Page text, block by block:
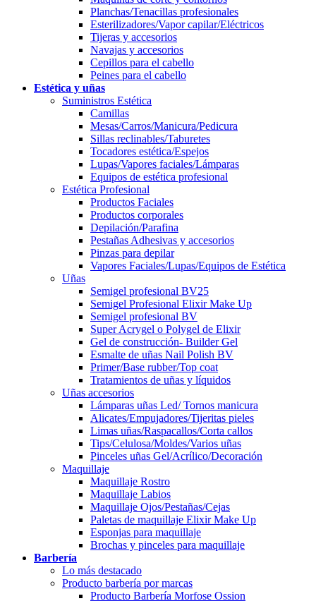
Planchas/Tenacillas profesionales
Esterilizadores/Vapor capilar/Eléctricos
Tijeras y accesorios
Navajas y accesorios
Cepillos para el cabello
Peines para el cabello
Estética y uñas
Suministros Estética
Camillas
Mesas/Carros/Manicura/Pedicura
Sillas reclinables/Taburetes
Tocadores estética/Espejos
Lupas/Vapores faciales/Lámparas
Equipos de estética profesional
Estética Profesional
Productos Faciales
Productos corporales
Depilación/Parafina
Pestañas Adhesivas y accesorios
Pinzas para depilar
Vapores Faciales/Lupas/Equipos de Estética
Uñas
Semigel profesional BV25
Semigel Profesional Elixir Make Up
Semigel profesional BV
Super Acrygel o Polygel de Elixir
Gel de construcción- Builder Gel
Esmalte de uñas Nail Polish BV
Primer/Base rubber/Top coat
Tratamientos de uñas y líquidos
Uñas accesorios
Lámparas uñas Led/ Tornos manicura
Alicates/Empujadores/Tijeritas pieles
Limas uñas/Raspacallos/Corta callos
Tips/Celulosa/Moldes/Varios uñas
Pinceles uñas Gel/Acrílico/Decoración
Maquillaje
Maquillaje Rostro
Maquillaje Labios
Maquillaje Ojos/Pestañas/Cejas
Paletas de maquillaje Elixir Make Up
Esponjas para maquillaje
Brochas y pinceles para maquillaje
Barbería
Lo más destacado
Producto barbería por marcas
Producto Barbería Morfose Ossion